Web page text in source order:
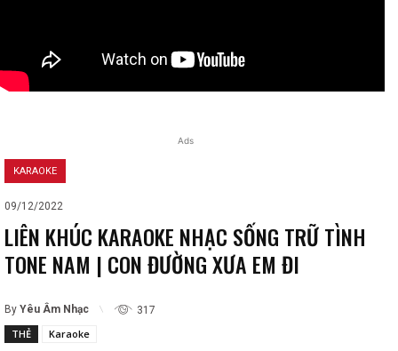
Ads
KARAOKE
09/12/2022
LIÊN KHÚC KARAOKE NHẠC SỐNG TRỮ TÌNH
TONE NAM | CON ĐƯỜNG XƯA EM ĐI
By Yêu Âm Nhạc 317
THẺ Karaoke